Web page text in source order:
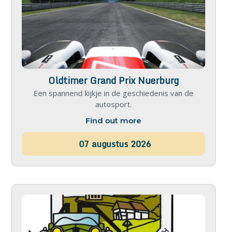
Oldtimer Grand Prix Nuerburg
Een spannend kijkje in de geschiedenis van de
autosport.
Find out more
07 augustus 2026